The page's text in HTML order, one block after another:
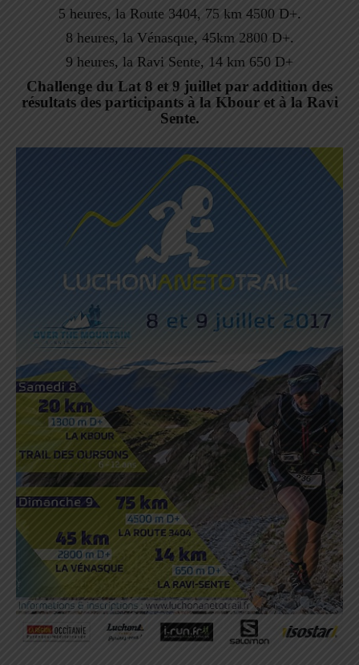
5 heures, la Route 3404, 75 km 4500 D+.
8 heures, la Vénasque, 45km 2800 D+.
9 heures, la Ravi Sente, 14 km 650 D+
Challenge du Lat 8 et 9 juillet par addition des
résultats des participants à la Kbour et à la Ravi
Sente.